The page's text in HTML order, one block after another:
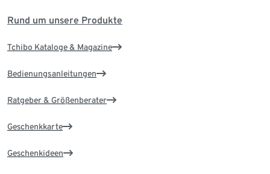
Rund um unsere Produkte
Tchibo Kataloge & Magazine
Bedienungsanleitungen
Ratgeber & Größenberater
Geschenkkarte
Geschenkideen